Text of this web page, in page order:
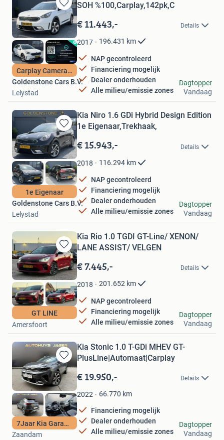
Bewaren
in
Mijn
Favorieten
Carplay Camera Pdc
SOH %100,Carplay,142pk,C
€ 11.443,- Details
2017 196.431 km
NAP gecontroleerd
Financiering mogelijk
Dealer onderhouden
Alle milieu/emissie zones
Goldenstone Cars B.V.
Lelystad
Dagtopper
Vandaag
Bewaren
in
Mijn
Favorieten
1e Eigenaar
Kia Niro 1.6 GDi Hybrid Design Edition
1e Eigenaar,Trekhaak,
€ 15.943,- Details
2018 116.294 km
NAP gecontroleerd
Financiering mogelijk
Dealer onderhouden
Alle milieu/emissie zones
Goldenstone Cars B.V.
Lelystad
Dagtopper
Vandaag
Bewaren
in
Mijn
Favorieten
GT LINE
Kia Rio 1.0 TGDI GT-Line/ XENON/
LANE ASSIST/ VELGEN
€ 7.445,- Details
2018 201.652 km
NAP gecontroleerd
Financiering mogelijk
Alle milieu/emissie zones
Autohandel Dallas
Amersfoort
Dagtopper
Vandaag
Bewaren
in
Mijn
Favorieten
7Jaar Kia Garantie
Kia Stonic 1.0 T-GDi MHEV GT-
PlusLine|Automaat|Carplay
€ 19.950,- Details
2022 66.770 km
Financiering mogelijk
Dealer onderhouden
Alle milieu/emissie zones
AutohuysJager B.V.
Zaandam
Dagtopper
Vandaag